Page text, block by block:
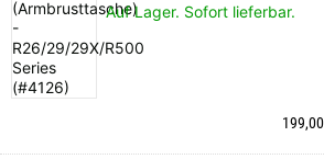
Auf Lager. Sofort lieferbar.
199,00